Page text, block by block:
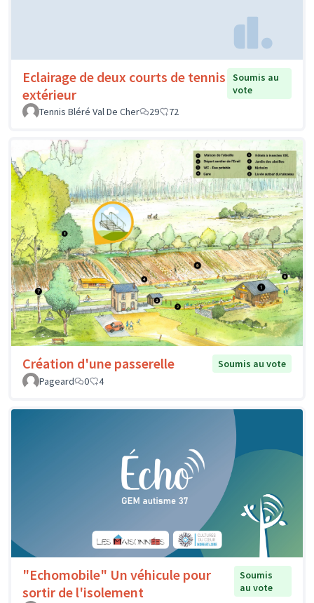
Eclairage de deux courts de tennis
extérieur
Soumis au
vote
Tennis Bléré Val De Cher
29 72
Création d'une passerelle
Soumis au vote
Pageard
0 4
"Echomobile" Un véhicule pour
sortir de l'isolement
Soumis
au vote